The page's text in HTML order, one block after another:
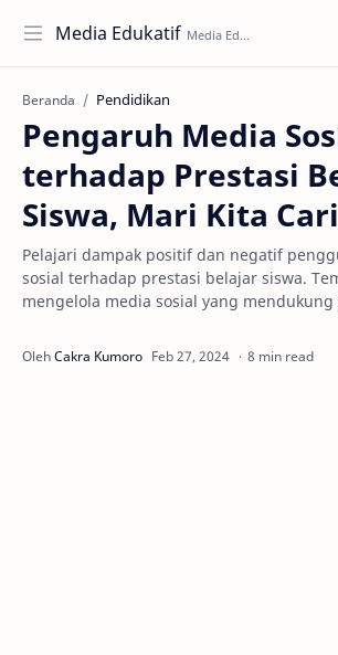
Media Edukatif
Beranda Pendidikan
Pengaruh Media
terhadap Prestasi
Siswa, Mari Kita
Pelajari dampak positif dan negatif
sosial terhadap prestasi belajar siswa.
mengelola media sosial yang mendukung
8 min read